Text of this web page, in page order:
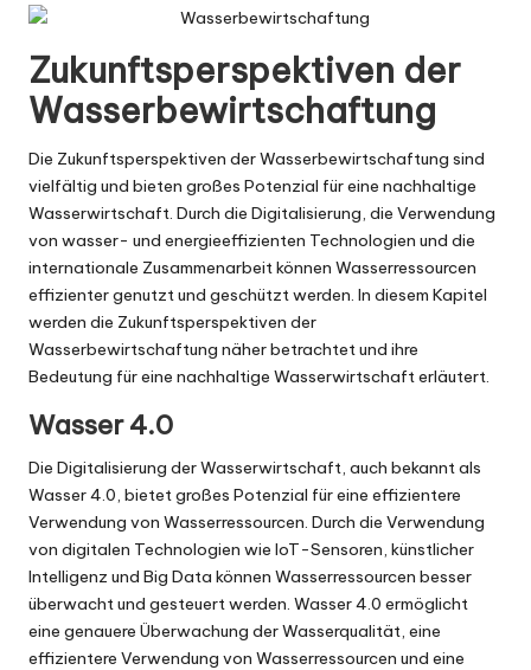
Zukunftsperspektiven der
Wasserbewirtschaftung
Die Zukunftsperspektiven der Wasserbewirtschaftung sind
vielfältig und bieten großes Potenzial für eine nachhaltige
Wasserwirtschaft. Durch die Digitalisierung, die Verwendung
von wasser- und energieeffizienten Technologien und die
internationale Zusammenarbeit können Wasserressourcen
effizienter genutzt und geschützt werden. In diesem Kapitel
werden die Zukunftsperspektiven der
Wasserbewirtschaftung näher betrachtet und ihre
Bedeutung für eine nachhaltige Wasserwirtschaft erläutert.
Wasser 4.0
Die Digitalisierung der Wasserwirtschaft, auch bekannt als
Wasser 4.0, bietet großes Potenzial für eine effizientere
Verwendung von Wasserressourcen. Durch die Verwendung
von digitalen Technologien wie IoT-Sensoren, künstlicher
Intelligenz und Big Data können Wasserressourcen besser
überwacht und gesteuert werden. Wasser 4.0 ermöglicht
eine genauere Überwachung der Wasserqualität, eine
effizientere Verwendung von Wasserressourcen und eine